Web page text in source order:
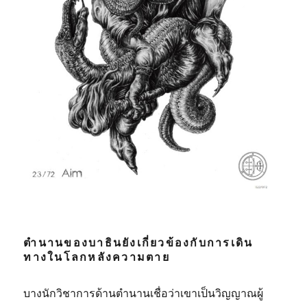
ตำนานของบาธินยังเกี่ยวข้องกับการเดิน
ทางในโลกหลังความตาย
บางนักวิชาการด้านตำนานเชื่อว่าเขาเป็นวิญญาณผู้